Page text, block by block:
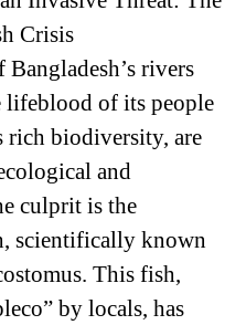
Crisis
rivers
lifeblood of its people
rich biodiversity, are
and
culprit is the
scientifically known
This fish,
by locals, has